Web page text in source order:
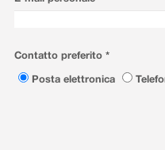
Contatto preferito *
Posta elettronica